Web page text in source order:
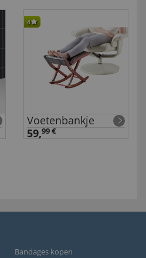
4
Voetenbankje
59,99 €
Bandages kopen